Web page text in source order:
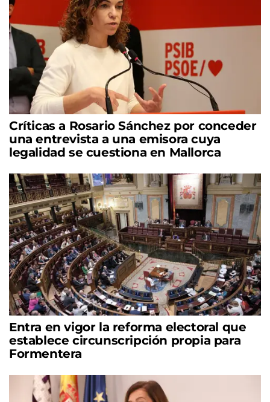
Críticas a Rosario Sánchez por conceder
una entrevista a una emisora cuya
legalidad se cuestiona en Mallorca
Entra en vigor la reforma electoral que
establece circunscripción propia para
Formentera